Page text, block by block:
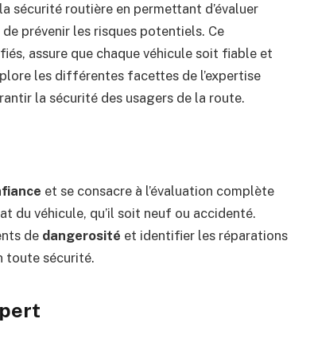
sécurité routière en permettant d’évaluer
prévenir les risques potentiels. Ce
assure que chaque véhicule soit fiable et
les différentes facettes de l’expertise
la sécurité des usagers de la route.
et se consacre à l’évaluation complète
du véhicule, qu’il soit neuf ou accidenté.
de dangerosité et identifier les réparations
toute sécurité.